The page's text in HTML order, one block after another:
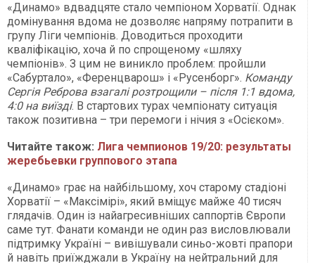
«Динамо» вдвадцяте стало чемпіоном Хорватії. Однак
домінування вдома не дозволяє напряму потрапити в
групу Ліги чемпіонів. Доводиться проходити
кваліфікацію, хоча й по спрощеному «шляху
чемпіонів». З цим не виникло проблем: пройшли
«Сабуртало», «Ференцварош» і «Русенборг». Команду
Сергія Реброва взагалі розтрощили – після 1:1 вдома,
4:0 на виїзді. В стартових турах чемпіонату ситуація
також позитивна – три перемоги і нічия з «Осієком».
Читайте також: Лига чемпионов 19/20: результаты
жеребьевки группового этапа
«Динамо» грає на найбільшому, хоч старому стадіоні
Хорватії – «Максімірі», який вміщує майже 40 тисяч
глядачів. Один із найагресивніших саппортів Європи
саме тут. Фанати команди не один раз висловлювали
підтримку Україні – вивішували синьо-жовті прапори
й навіть приїжджали в Україну на нейтральний для